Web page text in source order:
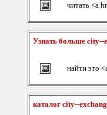
читать <a
Узнать больше city--
найти это
каталог city--